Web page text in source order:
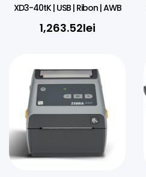
XD3-40tK | USB | Ribon | AWB
1,263.52lei